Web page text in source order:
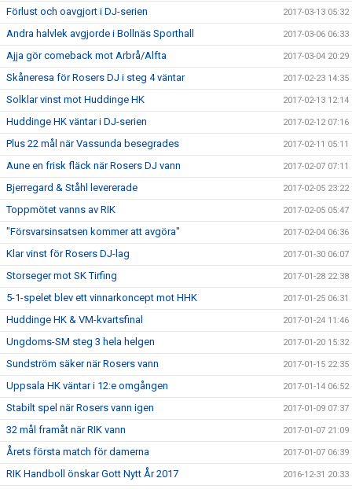
Förlust och oavgjort i DJ-serien 2017-03-13 05:32
Andra halvlek avgjorde i Bollnäs Sporthall 2017-03-06 06:33
Ajja gör comeback mot Arbrå/Alfta 2017-03-04 20:29
Skåneresa för Rosers DJ i steg 4 väntar 2017-02-23 14:35
Solklar vinst mot Huddinge HK 2017-02-13 12:14
Huddinge HK väntar i DJ-serien 2017-02-12 07:16
Plus 22 mål när Vassunda besegrades 2017-02-11 05:11
Aune en frisk fläck när Rosers DJ vann 2017-02-07 07:11
Bjerregard & Ståhl levererade 2017-02-05 23:22
Toppmötet vanns av RIK 2017-02-05 05:47
"Försvarsinsatsen kommer att avgöra" 2017-02-04 06:36
Klar vinst för Rosers DJ-lag 2017-01-30 06:07
Storseger mot SK Tirfing 2017-01-28 22:38
5-1-spelet blev ett vinnarkoncept mot HHK 2017-01-25 06:31
Huddinge HK & VM-kvartsfinal 2017-01-24 11:46
Ungdoms-SM steg 3 hela helgen 2017-01-20 15:32
Sundström säker när Rosers vann 2017-01-15 22:35
Uppsala HK väntar i 12:e omgången 2017-01-14 06:52
Stabilt spel när Rosers vann igen 2017-01-09 07:37
32 mål framåt när RIK vann 2017-01-07 21:09
Årets första match för damerna 2017-01-07 06:39
RIK Handboll önskar Gott Nytt År 2017 2016-12-31 20:33